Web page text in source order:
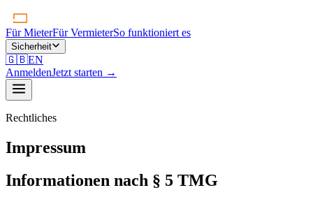
Für MieterFür VermieterSo funktioniert es
Sicherheit
🇬🇧EN
AnmeldenJetzt starten →
Rechtliches
Impressum
Informationen nach § 5 TMG